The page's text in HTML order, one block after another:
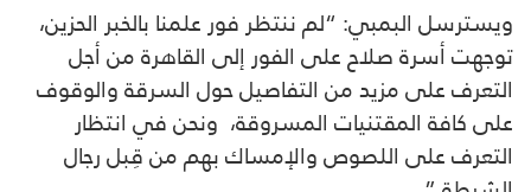
ويسترسل البمبي: “لم ننتظر فور علمنا بالخبر الحزين،
توجهت أسرة صلاح على ‏الفور إلى ‏القاهرة من أجل
التعرف على مزيد من التفاصيل حول السرقة والوقوف
على كافة المقتنيات ‏المسروقة، ‏ ونحن في انتظار
‏التعرف على اللصوص والإمساك بهم من قِبل رجال